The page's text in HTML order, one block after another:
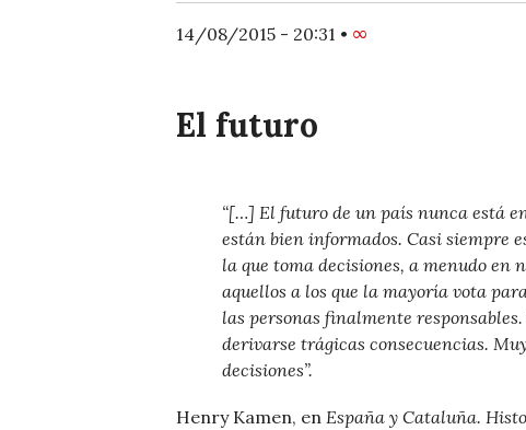
14/08/2015 - 20:31 • ∞
El futuro
“[…] El futuro de un país nunca está
están bien informados. Casi siempre
la que toma decisiones, a menudo en
aquellos a los que la mayoría vota
las personas finalmente
derivarse trágicas consecuencias.
decisiones”.
Henry Kamen, en España y Cataluña.